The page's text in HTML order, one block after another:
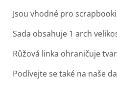
Jsou vhodné pro
Sada obsahuje 1 arch
Růžová linka ohraničuje
Podívejte se také na naše